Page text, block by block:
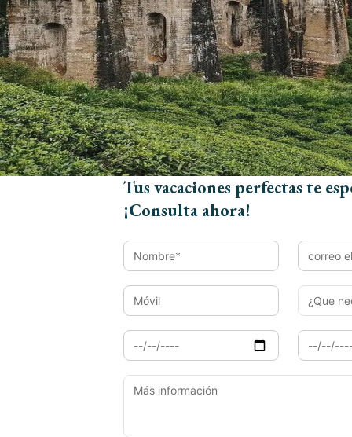
Viajes Rajasthan
Viaje a India y Nepal
Viaje a India con Goa
Need Help? We Are Here To Help
You Get Online support
+91 98292 47544
Tus vacaciones perfectas te
¡Consulta ahora!